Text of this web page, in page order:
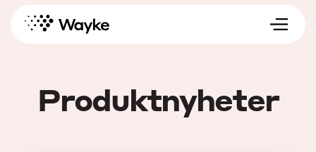
Wayke
Produktnyheter